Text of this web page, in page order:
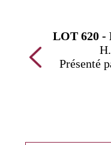
LOT 620 -
Présenté